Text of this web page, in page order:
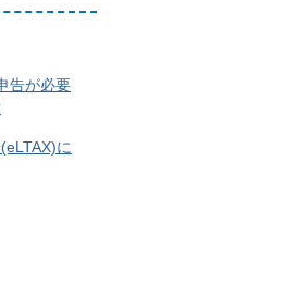
告が必要
に